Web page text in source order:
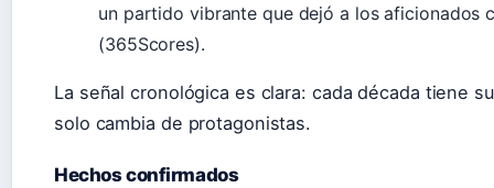
un partido vibrante que dejó a los aficionados
(365Scores).
La señal cronológica es clara: cada década tiene
solo cambia de protagonistas.
Hechos confirmados